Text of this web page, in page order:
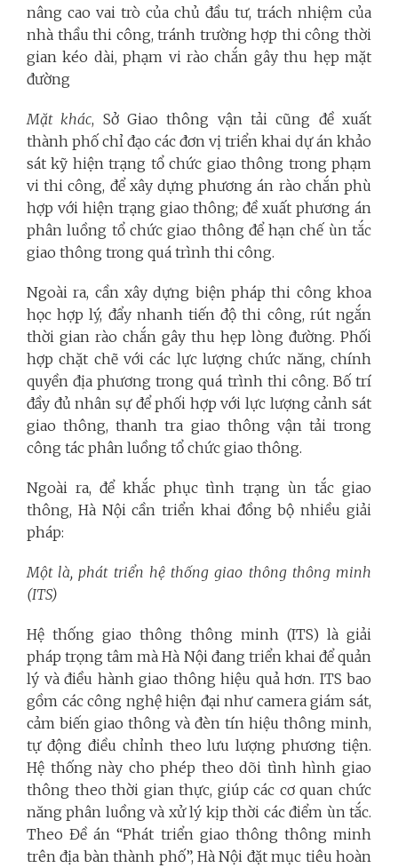
nâng cao vai trò của chủ đầu tư, trách nhiệm của
nhà thầu thi công, tránh trường hợp thi công thời
gian kéo dài, phạm vi rào chắn gây thu hẹp mặt
đường
Mặt khác, Sở Giao thông vận tải cũng đề xuất
thành phố chỉ đạo các đơn vị triển khai dự án khảo
sát kỹ hiện trạng tổ chức giao thông trong phạm
vi thi công, để xây dựng phương án rào chắn phù
hợp với hiện trạng giao thông; đề xuất phương án
phân luồng tổ chức giao thông để hạn chế ùn tắc
giao thông trong quá trình thi công.
Ngoài ra, cần xây dựng biện pháp thi công khoa
học hợp lý, đẩy nhanh tiến độ thi công, rút ngắn
thời gian rào chắn gây thu hẹp lòng đường. Phối
hợp chặt chẽ với các lực lượng chức năng, chính
quyền địa phương trong quá trình thi công. Bố trí
đầy đủ nhân sự để phối hợp với lực lượng cảnh sát
giao thông, thanh tra giao thông vận tải trong
công tác phân luồng tổ chức giao thông.
Ngoài ra, để khắc phục tình trạng ùn tắc giao
thông, Hà Nội cần triển khai đồng bộ nhiều giải
pháp:
Một là, phát triển hệ thống giao thông thông minh
(ITS)
Hệ thống giao thông thông minh (ITS) là giải
pháp trọng tâm mà Hà Nội đang triển khai để quản
lý và điều hành giao thông hiệu quả hơn. ITS bao
gồm các công nghệ hiện đại như camera giám sát,
cảm biến giao thông và đèn tín hiệu thông minh,
tự động điều chỉnh theo lưu lượng phương tiện.
Hệ thống này cho phép theo dõi tình hình giao
thông theo thời gian thực, giúp các cơ quan chức
năng phân luồng và xử lý kịp thời các điểm ùn tắc.
Theo Đề án “Phát triển giao thông thông minh
trên địa bàn thành phố”, Hà Nội đặt mục tiêu hoàn